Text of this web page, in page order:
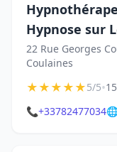
Hypnose sur
22 Rue Georges
Coulaines
★★★★★5/5•
📞+33782477034